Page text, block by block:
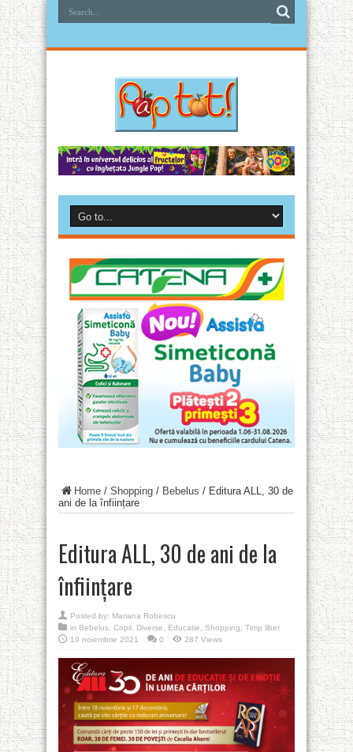
Home / Shopping / Bebelus / Editura ALL, 30 de
ani de la înființare
Editura ALL, 30 de ani de la
înființare
Posted by: Mariana Robescu
in Bebelus Copil Diverse Educatie Shopping
Timp liber
19 noiembrie 2021
0 287 Views